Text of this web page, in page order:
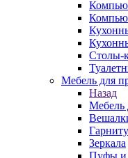
Столы-
Мебель для
Назад
Мебель
Зеркала
Пуфы и